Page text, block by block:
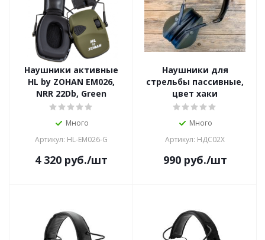
Наушники активные
HL by ZOHAN EM026,
NRR 22Db, Green
Много
Артикул: HL-EM026-G
4 320 руб./шт
Наушники для
стрельбы пассивные,
цвет хаки
Много
Артикул: НДС02Х
990руб./шт